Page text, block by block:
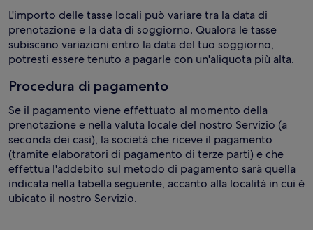
L'importo delle tasse locali può variare tra la data di
prenotazione e la data di soggiorno. Qualora le tasse
subiscano variazioni entro la data del tuo soggiorno,
potresti essere tenuto a pagarle con un'aliquota più alta.
Procedura di pagamento
Se il pagamento viene effettuato al momento della
prenotazione e nella valuta locale del nostro Servizio (a
seconda dei casi), la società che riceve il pagamento
(tramite elaboratori di pagamento di terze parti) e che
effettua l'addebito sul metodo di pagamento sarà quella
indicata nella tabella seguente, accanto alla località in cui è
ubicato il nostro Servizio.